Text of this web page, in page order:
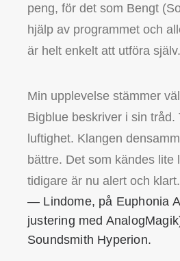
peng, för det som Bengt
hjälp av programmet och
är helt enkelt att utföra själv.
Min upplevelse stämmer
Bigblue beskriver i sin
luftighet. Klangen
bättre. Det som kändes lite
tidigare är nu alert och klart.
— Lindome, på Euphonia
justering med
Soundsmith Hyperion.